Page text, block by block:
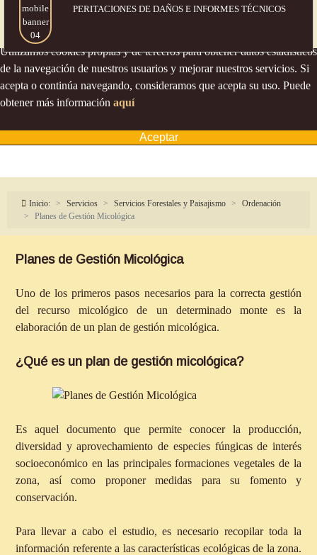
PERITACIONES DE DAÑOS E INFORMES TÉCNICOS
Política de cookies
Utilizamos cookies propias y de terceros para obtener datos estadísticos
de la navegación de nuestros usuarios y mejorar nuestros servicios. Si
acepta o continúa navegando, consideramos que acepta su uso. Puede
obtener más información aquí
Aceptar
Inicio: Servicios Servicios Forestales y Paisajismo
Ordenación
Planes de Gestión Micológica
Planes de Gestión Micológica
Uno de los primeros pasos necesarios para la correcta gestión
del recurso micológico de un determinado monte es la
elaboración de un plan de gestión micológica.
¿Qué es un plan de gestión micológica?
Es aquel documento que permite conocer la producción,
diversidad y aprovechamiento de especies fúngicas de interés
socioeconómico en las principales formaciones vegetales de la
zona, así como proponer medidas para su fomento y
conservación.
Para llevar a cabo el estudio, es necesario recopilar toda la
información referente a las características ecológicas de la zona.